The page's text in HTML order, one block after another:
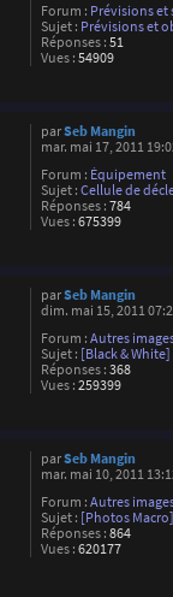
Forum : Prévisions et
Sujet : Prévisions et
Réponses : 51
Vues : 54909
parSeb Mangin
mar. mai 17, 2011
Forum : Équipement
Sujet : Cellule de
Réponses : 784
Vues : 675399
parSeb Mangin
dim. mai 15, 2011
Forum : Autres
Sujet : [Black & White]
Réponses : 368
Vues : 259399
parSeb Mangin
mar. mai 10, 2011
Forum : Autres
Sujet : [Photos
Réponses : 864
Vues : 620177